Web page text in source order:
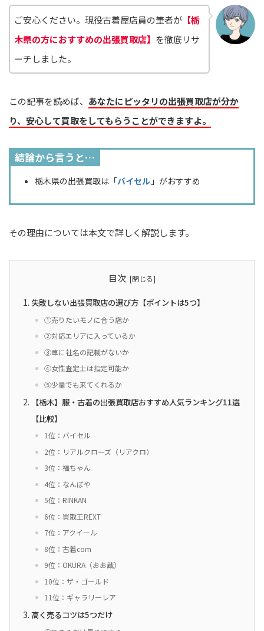
ご安心ください。現役古着屋店員の筆者が 【栃
木県の方におすすめの出張買取店】 を徹底リサ
ーチしました。
この記事を読めば、 あなたにピッタリの出張買取店が分か
り、安心して買取をしてもらうことができますよ。
結論から言うと…
栃木県の出張買取は「バイセル 」がおすすめ
その理由については本文で詳しく解説します。
目次
失敗しない出張買取店の選び方【ポイントは5つ】
①売りたいモノに合う店か
②対応エリアに入っているか
③車に社名の記載がないか
④女性査定士は指定可能か
⑤少量でも来てくれるか
【栃木】服・古着の出張買取店おすすめ人気ランキング11選
【比較】
1位：バイセル
2位：リアルクローズ（リアクロ）
3位：福ちゃん
4位：なんぼや
5位：RINKAN
6位：買取王REXT
7位：アクイール
8位：古着com
9位：OKURA（おお蔵）
10位：ザ・ゴールド
11位：ギャラリーレア
高く売るコツは5つだけ